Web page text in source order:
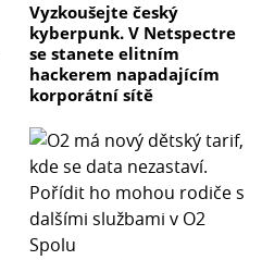
Vyzkoušejte český
kyberpunk. V Netspectre
se stanete elitním
hackerem napadajícím
korporátní sítě